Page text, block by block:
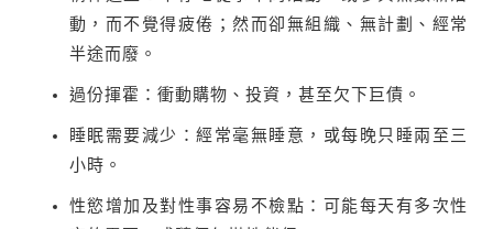
動，而不覺得疲倦；然而卻無組織、無計劃、經常
半途而廢。
過份揮霍：衝動購物、投資，甚至欠下巨債。
睡眠需要減少：經常毫無睡意，或每晚只睡兩至三
小時。
性慾增加及對性事容易不檢點：可能每天有多次性